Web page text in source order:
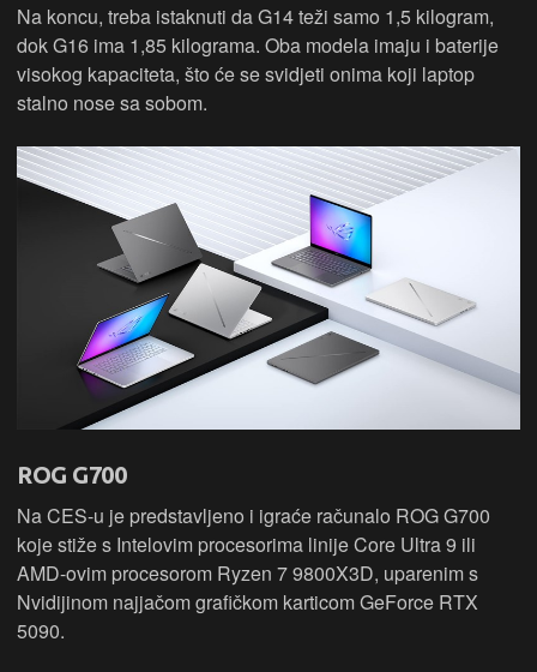
Na koncu, treba istaknuti da G14 teži samo 1,5 kilogram,
dok G16 ima 1,85 kilograma. Oba modela imaju i baterije
visokog kapaciteta, što će se svidjeti onima koji laptop
stalno nose sa sobom.
ROG G700
Na CES-u je predstavljeno i igraće računalo ROG G700
koje stiže s Intelovim procesorima linije Core Ultra 9 ili
AMD-ovim procesorom Ryzen 7 9800X3D, uparenim s
Nvidijinom najjačom grafičkom karticom GeForce RTX
5090.